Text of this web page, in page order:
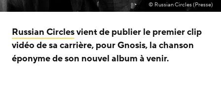
© Russian Circles (Presse)
Russian Circlesvient de publier le premier clip
vidéo de sa carrière, pour Gnosis, la chanson
éponyme de son nouvel album à venir.